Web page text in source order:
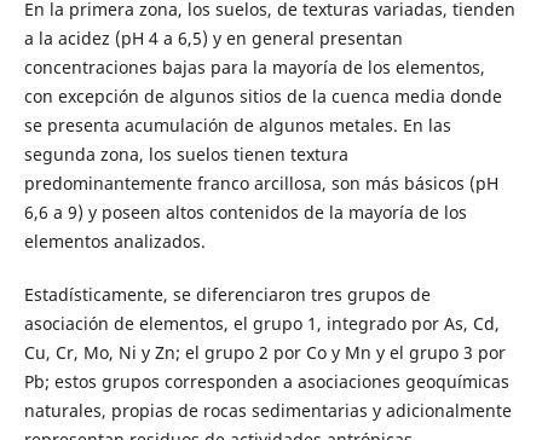
En la primera zona, los suelos, de texturas variadas, tienden
a la acidez (pH 4 a 6,5) y en general presentan
concentraciones bajas para la mayoría de los elementos,
con excepción de algunos sitios de la cuenca media donde
se presenta acumulación de algunos metales. En las
segunda zona, los suelos tienen textura
predominantemente franco arcillosa, son más básicos (pH
6,6 a 9) y poseen altos contenidos de la mayoría de los
elementos analizados.
Estadísticamente, se diferenciaron tres grupos de
asociación de elementos, el grupo 1, integrado por As, Cd,
Cu, Cr, Mo, Ni y Zn; el grupo 2 por Co y Mn y el grupo 3 por
Pb; estos grupos corresponden a asociaciones geoquímicas
naturales, propias de rocas sedimentarias y adicionalmente